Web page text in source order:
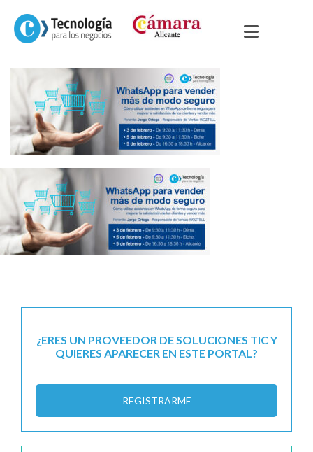
¿ERES UN PROVEEDOR DE SOLUCIONES TIC Y
QUIERES APARECER EN ESTE PORTAL?
REGISTRARME